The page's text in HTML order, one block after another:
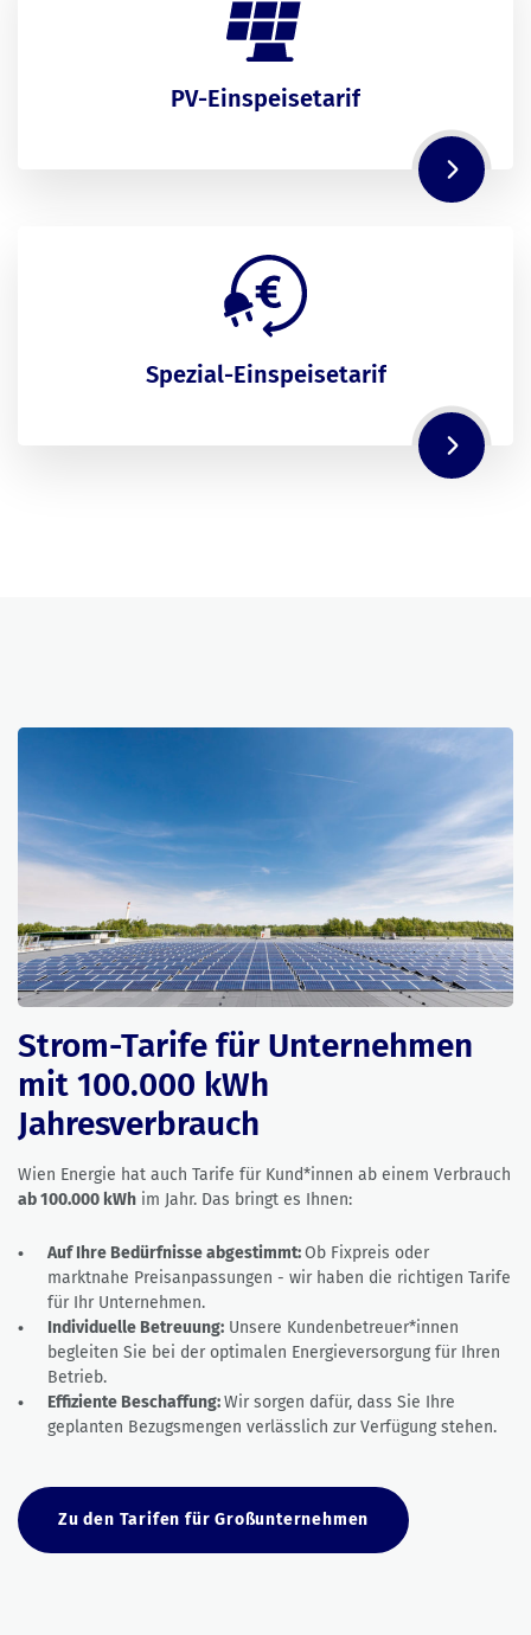
PV-Einspeisetarif
Spezial-Einspeisetarif
Strom-Tarife für Unternehmen
mit 100.000 kWh
Jahresverbrauch
Wien Energie hat auch Tarife für Kund*innen ab einem Verbrauch
ab 100.000 kWh im Jahr. Das bringt es Ihnen:
Auf Ihre Bedürfnisse abgestimmt:Ob Fixpreis oder
marktnahe Preisanpassungen - wir haben die richtigen Tarife
für Ihr Unternehmen.
Individuelle Betreuung: Unsere Kundenbetreuer*innen
begleiten Sie bei der optimalen Energieversorgung für Ihren
Betrieb.
Effiziente Beschaffung:Wir sorgen dafür, dass Sie Ihre
geplanten Bezugsmengen verlässlich zur Verfügung stehen.
Zu den Tarifen für Großunternehmen